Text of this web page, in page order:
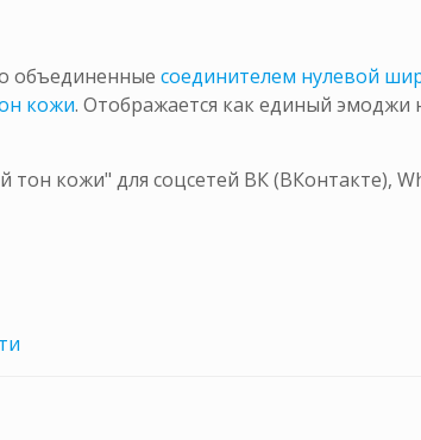
объединенные соединителем нулевой
кожи. Отображается как единый
кожи" для соцсетей ВК (ВКонтакте),